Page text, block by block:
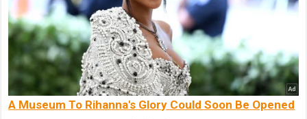
A Museum To Rihanna's Glory Could Soon Be Opened